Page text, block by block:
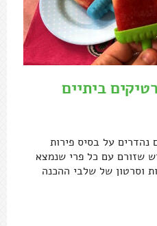
ביתיים
נהדרים על בסיס פירות
שזורם עם כל פרי שנמצא
וסרטון של שלבי ההכנה